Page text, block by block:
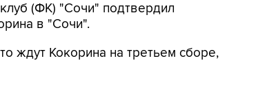
(ФК) "Сочи" подтвердил
в "Сочи".
ждут Кокорина на третьем сборе,